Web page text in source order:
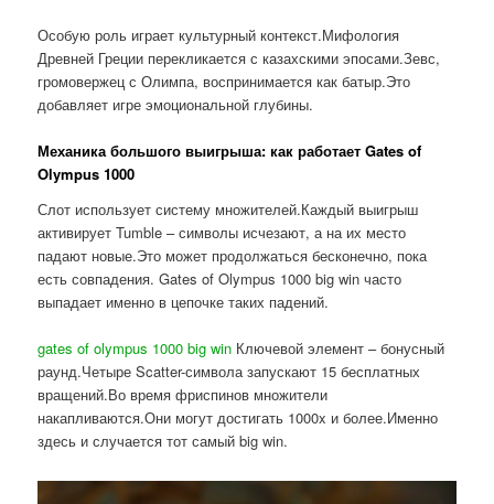
Особую роль играет культурный контекст.Мифология
Древней Греции перекликается с казахскими эпосами.Зевс,
громовержец с Олимпа, воспринимается как батыр.Это
добавляет игре эмоциональной глубины.
Механика большого выигрыша: как работает Gates of
Olympus 1000
Слот использует систему множителей.Каждый выигрыш
активирует Tumble – символы исчезают, а на их место
падают новые.Это может продолжаться бесконечно, пока
есть совпадения. Gates of Olympus 1000 big win часто
выпадает именно в цепочке таких падений.
gates of olympus 1000 big win Ключевой элемент – бонусный
раунд.Четыре Scatter-символа запускают 15 бесплатных
вращений.Во время фриспинов множители
накапливаются.Они могут достигать 1000x и более.Именно
здесь и случается тот самый big win.